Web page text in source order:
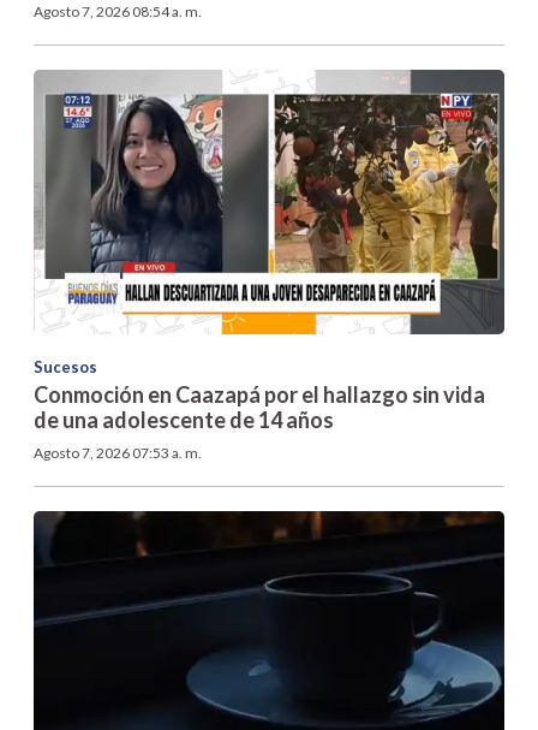
Agosto 7, 2026 08:54 a. m.
Sucesos
Conmoción en Caazapá por el hallazgo sin vida
de una adolescente de 14 años
Agosto 7, 2026 07:53 a. m.